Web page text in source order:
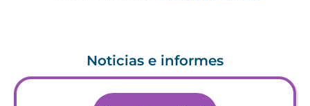
Noticias e informes